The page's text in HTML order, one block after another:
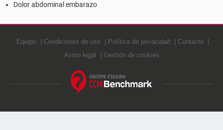
Dolor abdominal embarazo
Equipo Condiciones de uso Política de privacidad
Contacto
Aviso legal
Gestión de cookies